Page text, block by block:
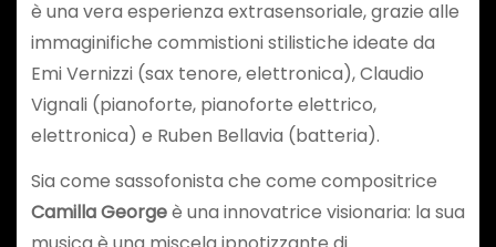
è una vera esperienza extrasensoriale, grazie alle
immaginifiche commistioni stilistiche ideate da
Emi Vernizzi (sax tenore, elettronica), Claudio
Vignali (pianoforte, pianoforte elettrico,
elettronica) e Ruben Bellavia (batteria).
Sia come sassofonista che come compositrice
Camilla Georgeè una innovatrice visionaria: la sua